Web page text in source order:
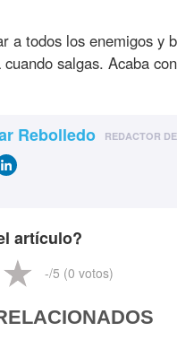
a todos los enemigos y
salgas. Acaba
Rebolledo REDACTOR
artículo?
-/5 (0 votos)